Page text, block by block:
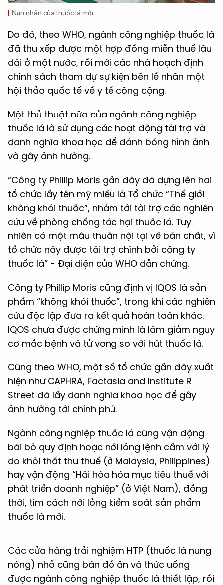
Nạn nhân của thuốc lá mới.
Do đó, theo WHO, ngành công nghiệp thuốc lá
đã thu xếp được một hợp đồng miễn thuế lâu
dài ở một nước, rồi mời các nhà hoạch định
chính sách tham dự sự kiện bên lề nhân một
hội thảo quốc tế về y tế công cộng.
Một thủ thuật nữa của ngành công nghiệp
thuốc lá là sử dụng các hoạt động tài trợ và
danh nghĩa khoa học để đánh bóng hình ảnh
và gây ảnh hưởng.
“Công ty Phillip Moris gần đây đã dựng lên hai
tổ chức lấy tên mỹ miều là Tổ chức “Thế giới
không khói thuốc”, nhắm tới tài trợ các nghiên
cứu về phòng chống tác hại thuốc lá. Tuy
nhiên có một mâu thuẫn nội tại về bản chất, vì
tổ chức này được tài trợ chính bởi công ty
thuốc lá” - Đại diện của WHO dẫn chứng.
Công ty Phillip Moris cũng định vị IQOS là sản
phẩm “không khói thuốc”, trong khi các nghiên
cứu độc lập đưa ra kết quả hoàn toàn khác.
IQOS chưa được chứng minh là làm giảm nguy
cơ mắc bệnh và tử vong so với hút thuốc lá.
Cũng theo WHO, một số tổ chức gần đây xuất
hiện như CAPHRA, Factasia and Institute R
Street đã lấy danh nghĩa khoa học để gây
ảnh hưởng tới chính phủ.
Ngành công nghiệp thuốc lá cũng vận động
bãi bỏ quy định hoặc nới lỏng lệnh cấm với lý
do khỏi thất thu thuế (ở Malaysia, Philippines)
hay vận động “Hài hòa hóa mục tiêu thuế với
phát triển doanh nghiệp” (ở Việt Nam), đồng
thời, tìm cách nới lỏng kiểm soát sản phẩm
thuốc lá mới.
Các cửa hàng trải nghiệm HTP (thuốc lá nung
nóng) nhỏ cũng bán đồ ăn và thức uống
được ngành công nghiệp thuốc lá thiết lập, rồi